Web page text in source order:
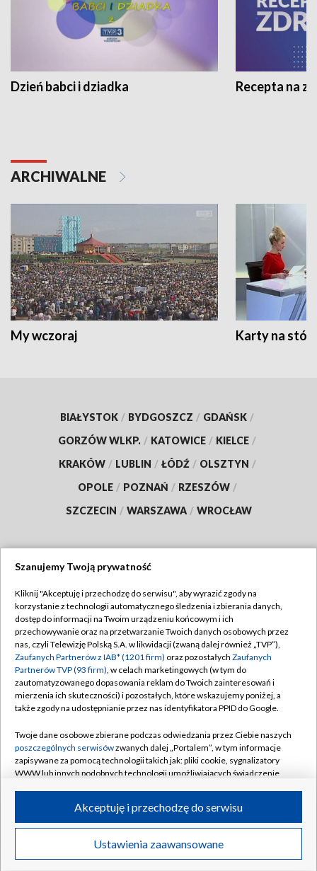
Dzień babci i dziadka Recepta na
ARCHIWALNE
My wczoraj Karty na
BIAŁYSTOK / BYDGOSZCZ / GDAŃSK /
GORZÓW WLKP. / KATOWICE / KIELCE /
KRAKÓW / LUBLIN / ŁÓDŹ / OLSZTYN /
OPOLE / POZNAŃ / RZESZÓW /
SZCZECIN / WARSZAWA / WROCŁAW
TVP
Abonament TVP
Emisja w TVP
Centrum informacji TVP
Naziemna Telewizja Cyfrowa
Rada Programowa
System NOS
Informacje o nadawcy
Program dla prasy
Ogłoszenie przetargowe
Regulamin TVP
Polityka prywatności
Moje zgody
Pomoc
Kontakt
Kanały
©2026 Telewizja Polska S.A. w likwidacji
Szanujemy Twoją prywatność
Kliknij "Akceptuję i przechodzę do serwisu", aby wyrazić zgody na
korzystanie z technologii automatycznego śledzenia i zbierania danych,
dostęp do informacji na Twoim urządzeniu końcowym i ich
przechowywanie oraz na przetwarzanie Twoich danych osobowych przez
nas, czyli Telewizję Polską S.A. w likwidacji (zwaną dalej również „TVP”),
Zaufanych Partnerów z IAB* (1201 firm) oraz pozostałych Zaufanych
Partnerów TVP (93 firm), w celach marketingowych (w tym do
zautomatyzowanego dopasowania reklam do Twoich zainteresowań i
mierzenia ich skuteczności) i pozostałych, które wskazujemy poniżej, a
także zgody na udostępnianie przez nas identyfikatora PPID do Google.
Twoje dane osobowe zbierane podczas odwiedzania przez Ciebie naszych
poszczególnych serwisówzwanych dalej „Portalem”, w tym informacje
zapisywane za pomocą technologii takich jak: pliki cookie, sygnalizatory
WWW lub innych podobnych technologii umożliwiających świadczenie
ruchu w Internecie.
Twoje dane osobowe zbierane podczas odwiedzania przez Ciebie
poszczególnych serwisówna Portalu, takie jak adresy IP, identyfikatory
Ustawienia zaawansowane
Akceptuję i przechodzę do serwisu